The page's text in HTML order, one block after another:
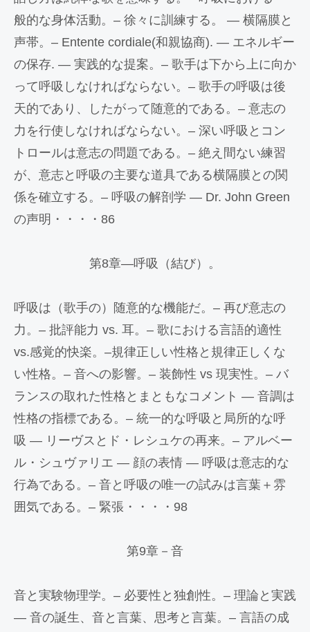
般的な身体活動。– 徐々に訓練する。 — 横隔膜と
声帯。– Entente cordiale(和親協商). — エネルギー
の保存. — 実践的な提案。– 歌手は下から上に向か
って呼吸しなければならない。– 歌手の呼吸は後
天的であり、したがって随意的である。– 意志の
力を行使しなければならない。– 深い呼吸とコン
トロールは意志の問題である。– 絶え間ない練習
が、意志と呼吸の主要な道具である横隔膜との関
係を確立する。– 呼吸の解剖学 — Dr. John Green
の声明・・・・86
第8章―呼吸（結び）。
呼吸は（歌手の）随意的な機能だ。– 再び意志の
力。– 批評能力 vs. 耳。– 歌における言語的適性
vs.感覚的快楽。–規律正しい性格と規律正しくな
い性格。– 音への影響。– 装飾性 vs 現実性。– バ
ランスの取れた性格とまともなコメント — 音調は
性格の指標である。– 統一的な呼吸と局所的な呼
吸 — リーヴスとド・レシュケの再来。– アルベー
ル・シュヴァリエ — 顔の表情 — 呼吸は意志的な
行為である。– 音と呼吸の唯一の試みは言葉＋雰
囲気である。– 緊張・・・・98
第9章－音
音と実験物理学。– 必要性と独創性。– 理論と実践
— 音の誕生、音と言葉、思考と言葉。– 言語の成